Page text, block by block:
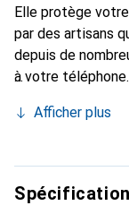
Elle protège
par des artisans
depuis de
à votre
l'accessoire chic
haute qualité, la
clientèle
Afficher plus